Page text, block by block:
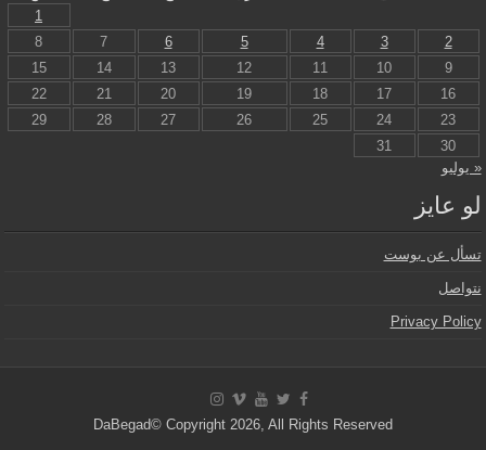
1
2
3
4
5
6
7
8
9
10
11
12
13
14
15
16
17
18
19
20
21
22
23
24
25
26
27
28
29
30
31
« يوليو
لو عايز
تسأل عن بوست
نتواصل
Privacy Policy
DaBegad© Copyright 2026, All Rights Reserved